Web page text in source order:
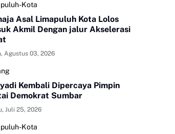
Kota
Asal Limapuluh Kota Lolos
Akmil Dengan jalur Akselerasi
Agustus 03, 2026
Kembali Dipercaya Pimpin
Demokrat Sumbar
Juli 25, 2026
Kota